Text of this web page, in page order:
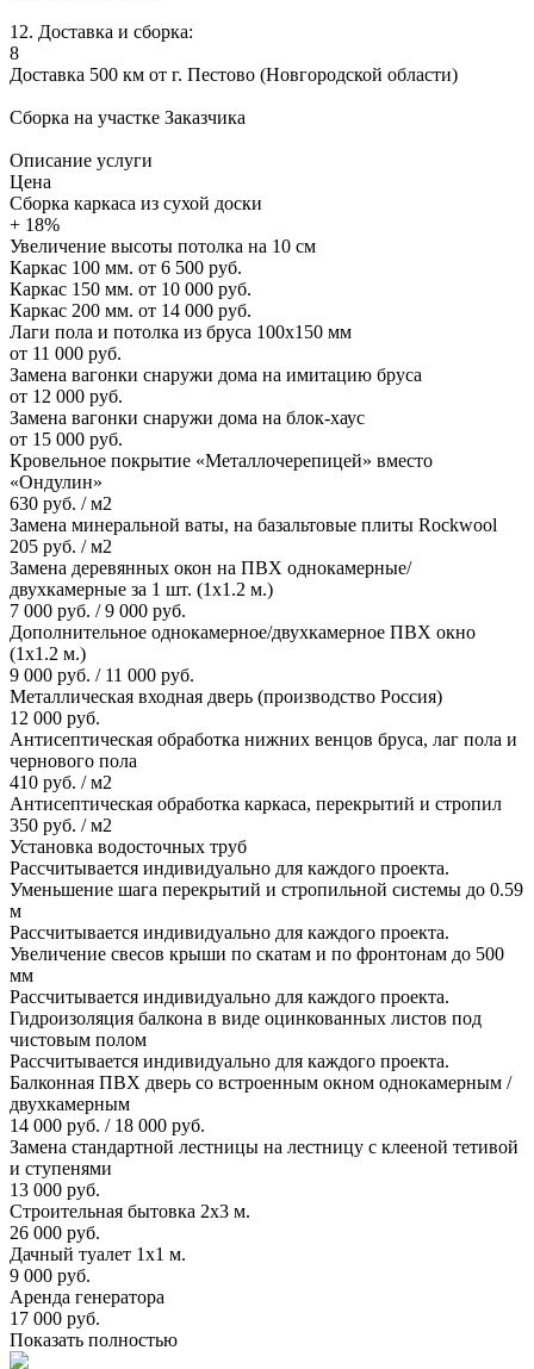
12. Доставка и сборка:
8
Доставка 500 км от г. Пестово (Новгородской области)
Сборка на участке Заказчика
Описание услуги
Цена
Сборка каркаса из сухой доски
+ 18%
Увеличение высоты потолка на 10 см
Каркас 100 мм. от 6 500 руб.
Каркас 150 мм. от 10 000 руб.
Каркас 200 мм. от 14 000 руб.
Лаги пола и потолка из бруса 100х150 мм
от 11 000 руб.
Замена вагонки снаружи дома на имитацию бруса
от 12 000 руб.
Замена вагонки снаружи дома на блок-хаус
от 15 000 руб.
Кровельное покрытие «Металлочерепицей» вместо
«Ондулин»
630 руб. / м2
Замена минеральной ваты, на базальтовые плиты Rockwool
205 руб. / м2
Замена деревянных окон на ПВХ однокамерные/
двухкамерные за 1 шт. (1х1.2 м.)
7 000 руб. / 9 000 руб.
Дополнительное однокамерное/двухкамерное ПВХ окно
(1х1.2 м.)
9 000 руб. / 11 000 руб.
Металлическая входная дверь (производство Россия)
12 000 руб.
Антисептическая обработка нижних венцов бруса, лаг пола и
чернового пола
410 руб. / м2
Антисептическая обработка каркаса, перекрытий и стропил
350 руб. / м2
Установка водосточных труб
Рассчитывается индивидуально для каждого проекта.
Уменьшение шага перекрытий и стропильной системы до 0.59
м
Рассчитывается индивидуально для каждого проекта.
Увеличение свесов крыши по скатам и по фронтонам до 500
мм
Рассчитывается индивидуально для каждого проекта.
Гидроизоляция балкона в виде оцинкованных листов под
чистовым полом
Рассчитывается индивидуально для каждого проекта.
Балконная ПВХ дверь со встроенным окном однокамерным /
двухкамерным
14 000 руб. / 18 000 руб.
Замена стандартной лестницы на лестницу с клееной тетивой
и ступенями
13 000 руб.
Строительная бытовка 2х3 м.
26 000 руб.
Дачный туалет 1х1 м.
9 000 руб.
Аренда генератора
17 000 руб.
Показать полностью